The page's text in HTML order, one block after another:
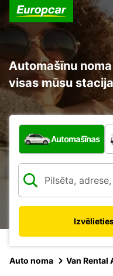
Automašīnu
visas mūsu
Kāda veida
Automašīnas
Auto noma Van Rental